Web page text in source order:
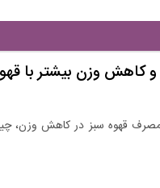
کاهش وزن بیشتر با
مصرف قهوه سبز در کاهش وزن،